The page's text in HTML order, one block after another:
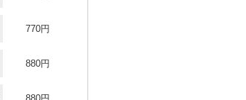
770円
880円